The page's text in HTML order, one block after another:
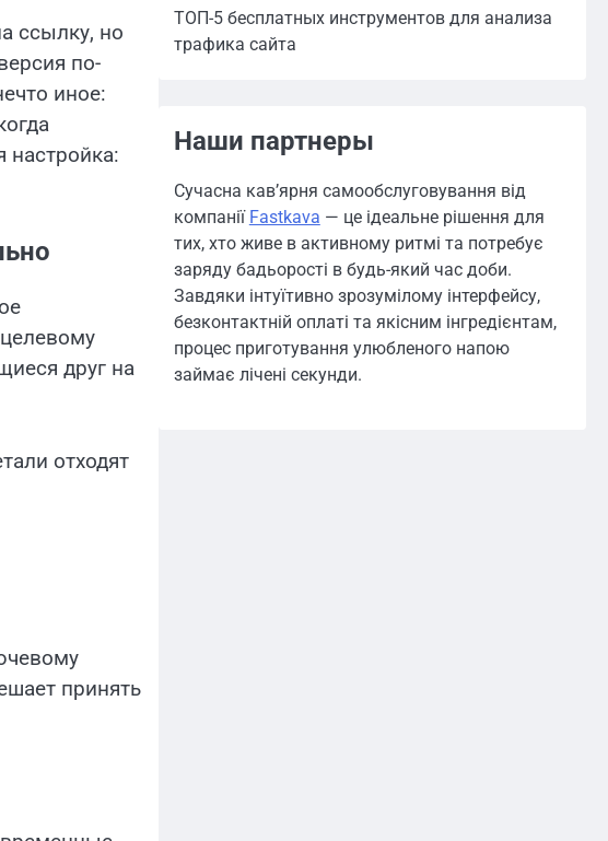
ссылку, но
по-
иное:
настройка:
друг на
отходят
принять
ТОП-5 бесплатных инструментов для анализа
трафика сайта
Наши партнеры
Сучасна кав’ярня самообслуговування від
компанії Fastkava — це ідеальне рішення для
тих, хто живе в активному ритмі та потребує
заряду бадьорості в будь-який час доби.
Завдяки інтуїтивно зрозумілому інтерфейсу,
безконтактній оплаті та якісним інгредієнтам,
процес приготування улюбленого напою
займає лічені секунди.